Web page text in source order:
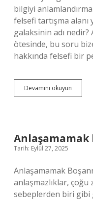
bilgiyi
felsefi tartışma
galaksinin adı
ötesinde, bu soru
hakkında felsefi bir
Devamını okuyun
büyük
Anlaşamamak
Tarih: Eylül 27, 2025
Anlaşamamak
anlaşmazlıklar, çoğu
sebeplerden biri